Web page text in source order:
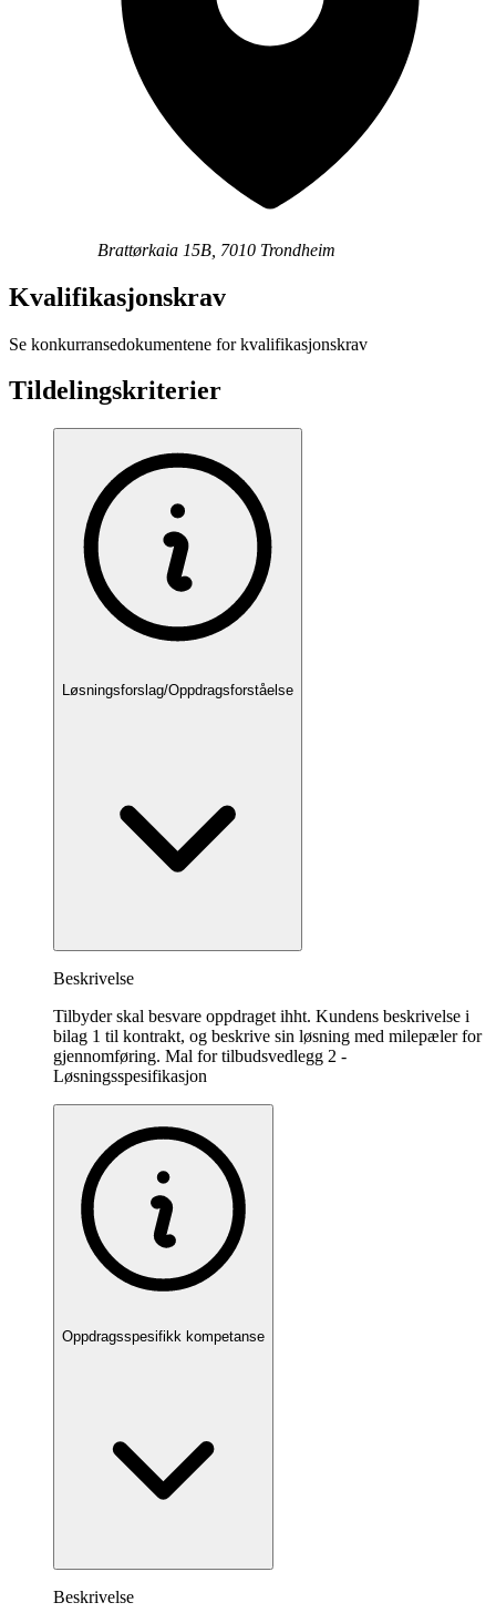
Brattørkaia 15B, 7010 Trondheim
Kvalifikasjonskrav
Se konkurransedokumentene for kvalifikasjonskrav
Tildelingskriterier
Løsningsforslag/Oppdragsforståelse
Beskrivelse
Tilbyder skal besvare oppdraget ihht. Kundens beskrivelse i
bilag 1 til kontrakt, og beskrive sin løsning med milepæler for
gjennomføring. Mal for tilbudsvedlegg 2 -
Løsningsspesifikasjon
Oppdragsspesifikk kompetanse
Beskrivelse